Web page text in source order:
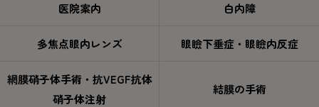
医院案内 白内障
多焦点眼内レンズ 眼瞼下垂症・眼瞼内反症
網膜硝子体手術・抗VEGF抗体
硝子体注射
結膜の手術